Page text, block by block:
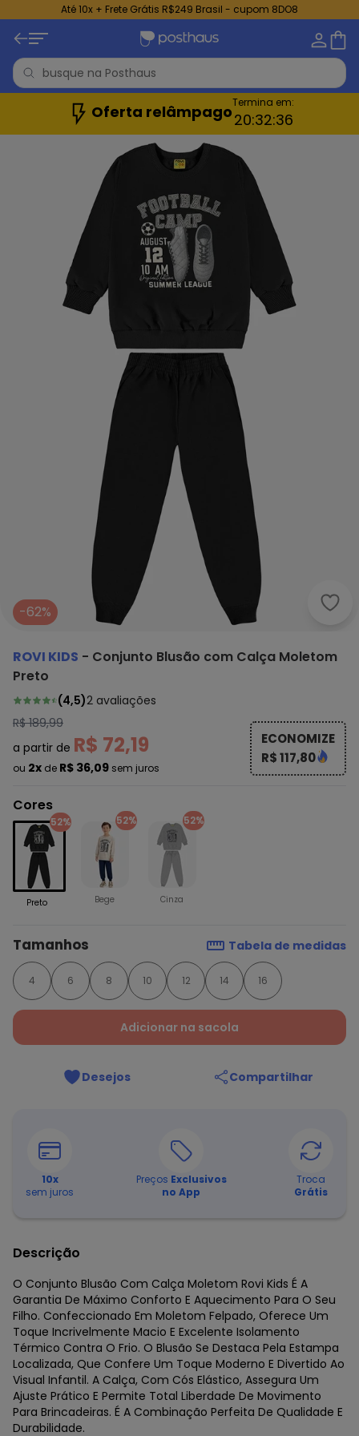
Até 10x + Frete Grátis R$249 Brasil - cupom 8DO8
Oferta relâmpagoTermina em:
20:32:35
-62%
ROVI KIDS - Conjunto Blusão com Calça Moletom
Preto
(4,5)2 avaliações
R$ 189,99
a partir de R$ 72,19
ou 2x de R$ 36,09 sem juros
ECONOMIZE
R$ 117,80
Cores
52%
Preto
52%
Bege
52%
Cinza
Tamanhos Tabela de medidas
4 6 8 10 12 14 16
Adicionar na sacola
Desejos Compartilhar
10x
sem juros
Preços Exclusivos
no App
Troca
Grátis
Descrição
O Conjunto Blusão Com Calça Moletom Rovi Kids É A
Garantia De Máximo Conforto E Aquecimento Para O Seu
Filho. Confeccionado Em Moletom Felpado, Oferece Um
Toque Incrivelmente Macio E Excelente Isolamento
Térmico Contra O Frio. O Blusão Se Destaca Pela Estampa
Localizada, Que Confere Um Toque Moderno E Divertido Ao
Visual Infantil. A Calça, Com Cós Elástico, Assegura Um
Ajuste Prático E Permite Total Liberdade De Movimento
Para Brincadeiras. É A Combinação Perfeita De Qualidade E
Durabilidade.